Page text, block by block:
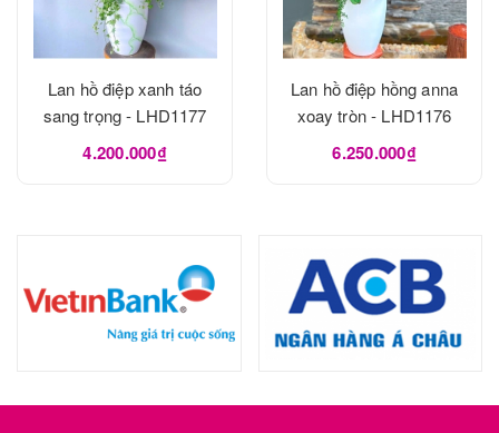
Lan hồ điệp xanh táo
sang trọng - LHD1177
4.200.000₫
Lan hồ điệp hồng anna
xoay tròn - LHD1176
6.250.000₫